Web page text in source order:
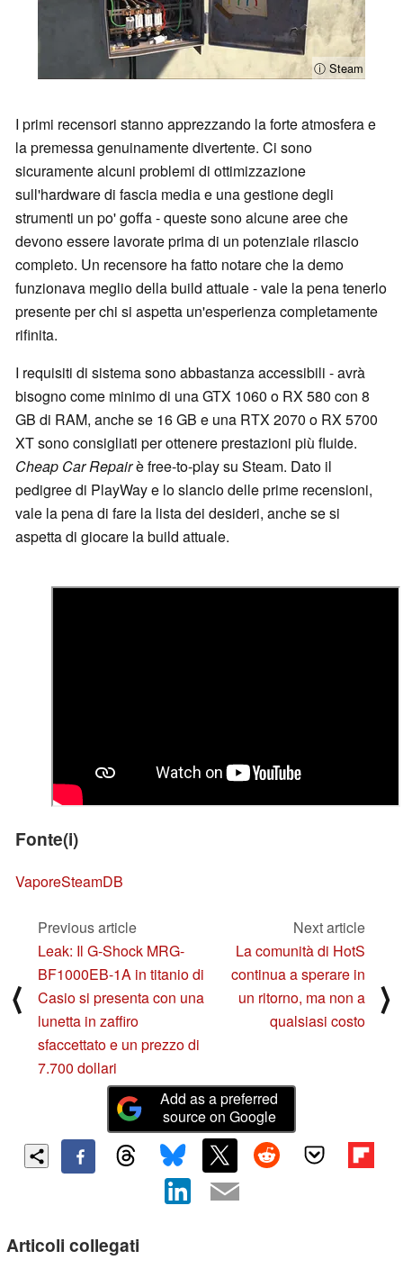
ⓘ Steam
I primi recensori stanno apprezzando la forte atmosfera e
la premessa genuinamente divertente. Ci sono
sicuramente alcuni problemi di ottimizzazione
sull'hardware di fascia media e una gestione degli
strumenti un po' goffa - queste sono alcune aree che
devono essere lavorate prima di un potenziale rilascio
completo. Un recensore ha fatto notare che la demo
funzionava meglio della build attuale - vale la pena tenerlo
presente per chi si aspetta un'esperienza completamente
rifinita.
I requisiti di sistema sono abbastanza accessibili - avrà
bisogno come minimo di una GTX 1060 o RX 580 con 8
GB di RAM, anche se 16 GB e una RTX 2070 o RX 5700
XT sono consigliati per ottenere prestazioni più fluide.
Cheap Car Repairè free-to-play su Steam. Dato il
pedigree di PlayWay e lo slancio delle prime recensioni,
vale la pena di fare la lista dei desideri, anche se si
aspetta di giocare la build attuale.
Fonte(i)
VaporeSteamDB
⟨
Previous article
Leak: Il G-Shock MRG-
BF1000EB-1A in titanio di
Casio si presenta con una
lunetta in zaffiro
sfaccettato e un prezzo di
7.700 dollari
Next article
La comunità di HotS
continua a sperare in
un ritorno, ma non a
qualsiasi costo
⟩
Add as a preferred
source on Google
Articoli collegati